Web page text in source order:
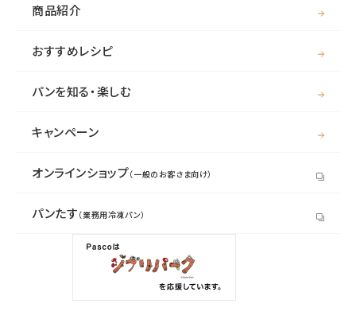
商品紹介
おすすめレシピ
パンを知る・楽しむ
キャンペーン
オンラインショップ（一般のお客さま向け）
パンたす （業務用冷凍パン）